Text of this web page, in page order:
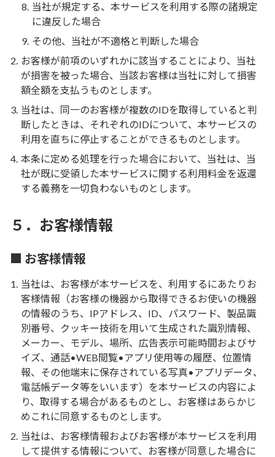
当社が規定する、本サービスを利用する際の諸規定
に違反した場合
その他、当社が不適格と判断した場合
お客様が前項のいずれかに該当することにより、当社
が損害を被った場合、当該お客様は当社に対して損害
額全額を支払うものとします。
当社は、同一のお客様が複数のIDを取得していると判
断したときは、それぞれのIDについて、本サービスの
利用を直ちに停止することができるものとします。
本条に定める処理を行った場合において、当社は、当
社が既に受領した本サービスに関する利用料金を返還
する義務を一切負わないものとします。
５．お客様情報
■ お客様情報
当社は、お客様が本サービスを、利用するにあたりお
客様情報（お客様の機器から取得できるお使いの機器
の情報のうち、IPアドレス、ID、パスワード、製品識
別番号、クッキー技術を用いて生成された識別情報、
メーカー、モデル、場所、広告表示可能時間およびサ
イズ、通話•WEB閲覧•アプリ使用等の履歴、位置情
報、その他端末に保存されている写真•アプリデータ、
電話帳データ等をいいます）を本サービスの内容によ
り、取得する場合があるものとし、お客様はあらかじ
めこれに同意するものとします。
当社は、お客様情報およびお客様が本サービスを利用
して提供する情報について、お客様が同意した場合に